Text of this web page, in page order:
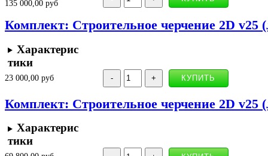
135 000,00 руб
Комплект: Строительное черчение 2D v25
Характерис
тики
23 000,00 руб
Комплект: Строительное черчение 2D v25
Характерис
тики